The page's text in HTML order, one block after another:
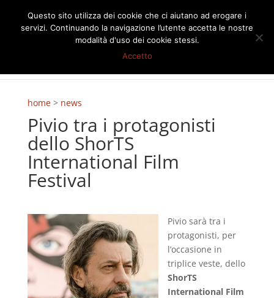
home> news
Pivio tra i protagonisti
dello ShorTS
International Film
Festival
Pivio sarà tra i
protagonisti, per
l’occasione in
triplice veste, dello
ShorTS
International Film
Questo sito utilizza dei cookie che ci aiutano ad erogare i
servizi. Continuando la navigazione l’utente accetta le nostre
modalità d'uso dei cookie stessi.
Accetto